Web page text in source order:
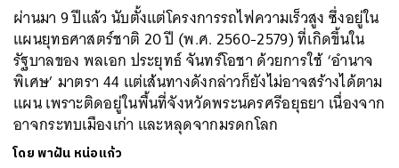
ผ่านมา 9 ปีแล้ว นับตั้งแต่โครงการรถไฟความเร็วสูง ซึ่งอยู่ใน
แผนยุทธศาสตร์ชาติ 20 ปี (พ.ศ. 2560-2579) ที่เกิดขึ้นใน
รัฐบาลของ พลเอก ประยุทธ์ จันทร์โอชา ด้วยการใช้ ‘อำนาจ
พิเศษ’ มาตรา 44 แต่เส้นทางดังกล่าวก็ยังไม่อาจสร้างได้ตาม
แผน เพราะติดอยู่ในพื้นที่จังหวัดพระนครศรีอยุธยา เนื่องจาก
อาจกระทบเมืองเก่า และหลุดจากมรดกโลก
โดยพาฝัน หน่อแก้ว